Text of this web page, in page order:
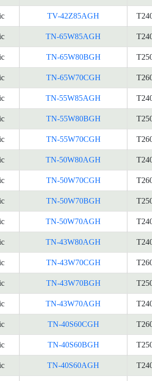
TV-42Z85AGH
TN-65W85AGH
TN-65W80BGH
TN-65W70CGH
TN-55W85AGH
TN-55W80BGH
TN-55W70CGH
TN-50W80AGH
TN-50W70CGH
TN-50W70BGH
TN-50W70AGH
TN-43W80AGH
TN-43W70CGH
TN-43W70BGH
TN-43W70AGH
TN-40S60CGH
TN-40S60BGH
TN-40S60AGH